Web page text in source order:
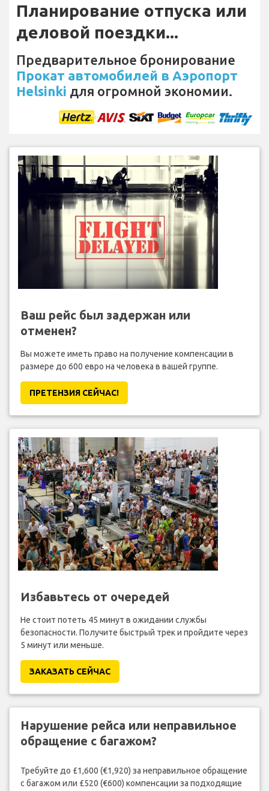
Планирование отпуска или
деловой поездки...
Предварительное бронирование
Прокат автомобилей в Аэропорт
Helsinki для огромной экономии.
Ваш рейс был задержан или
отменен?
Вы можете иметь право на получение компенсации в
размере до 600 евро на человека в вашей группе.
ПРЕТЕНЗИЯ CЕЙЧАС!
Избавьтесь от очередей
Не стоит потеть 45 минут в ожидании службы
безопасности. Получите быстрый трек и пройдите через
5 минут или меньше.
ЗАКАЗАТЬ СЕЙЧАС
Нарушение рейса или неправильное
обращение с багажом?
Требуйте до £1,600 (€1,920) за неправильное обращение
с багажом или £520 (€600) компенсации за подходящие